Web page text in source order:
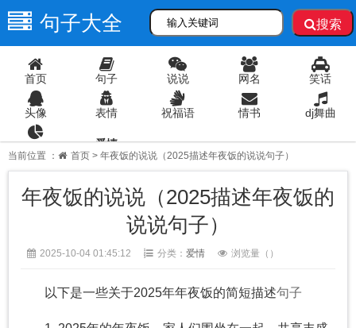
句子大全 搜索
首页 句子 说说 网名 笑话
头像 表情 祝福语 情书 dj舞曲
爱情
当前位置 ： 首页 > 年夜饭的说说（2025描述年夜饭的说说句子）
年夜饭的说说（2025描述年夜饭的
说说句子）
2025-10-04 01:45:12 分类： 爱情 浏览量（ ）
以下是一些关于2025年年夜饭的简短描述句子